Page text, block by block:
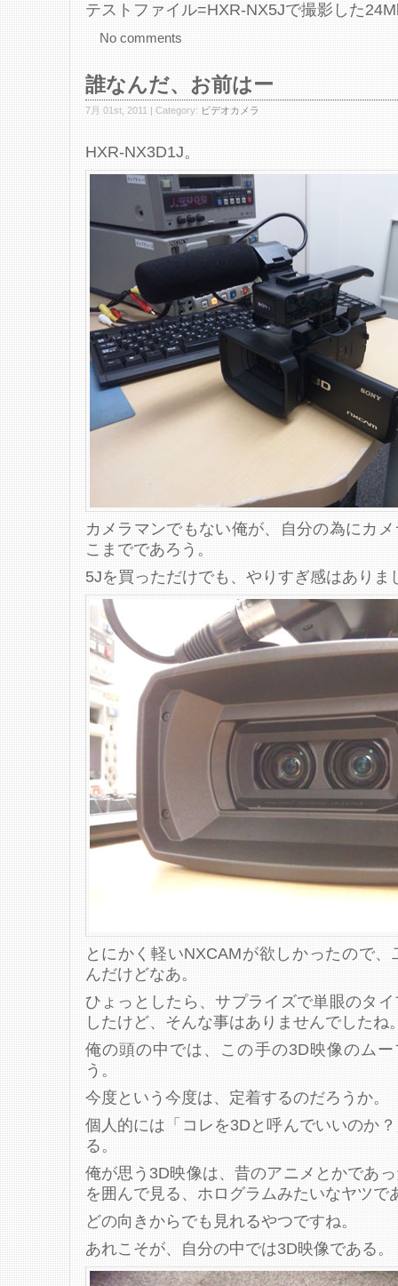
テストファイル=HXR-NX5Jで撮影した
No comments
誰なんだ、お前はー
7月 01st, 2011 | Category: ビデオカメラ
HXR-NX3D1J。
カメラマンでもない俺が、自分の為にカ
こまでであろう。
5Jを買っただけでも、やりすぎ感はありま
とにかく軽いNXCAMが欲しかったので
んだけどなあ。
ひょっとしたら、サプライズで単眼のタ
したけど、そんな事はありませんでしたね
俺の頭の中では、この手の3D映像のム
う。
今度という今度は、定着するのだろうか。
個人的には「コレを3Dと呼んでいいのか
る。
俺が思う3D映像は、昔のアニメとかであ
を囲んで見る、ホログラムみたいなヤツで
どの向きからでも見れるやつですね。
あれこそが、自分の中では3D映像である。